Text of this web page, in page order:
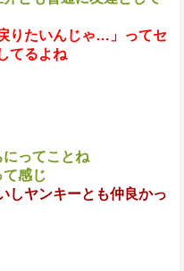
りたいんじゃ…」ってセ
てるよね
ってことね
感じ
しヤンキーとも仲良かっ